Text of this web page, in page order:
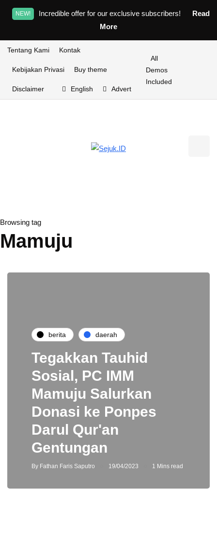
NEW! Incredible offer for our exclusive subscribers!
Read
More
Tentang Kami Kontak
Kebijakan Privasi Buy theme
Disclaimer Advert
English
All
Demos
Included
Browsing tag
Mamuju
berita daerah
Tegakkan Tauhid
Sosial, PC IMM
Mamuju Salurkan
Donasi ke Ponpes
Darul Qur'an
Gentungan
By Fathan Faris Saputro 19/04/2023 1 Mins read